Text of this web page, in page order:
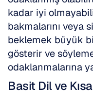
kadar iyi
bakmalarını veya
beklemek büyük
gösterir ve
odaklanmalarına
Basit Dil ve